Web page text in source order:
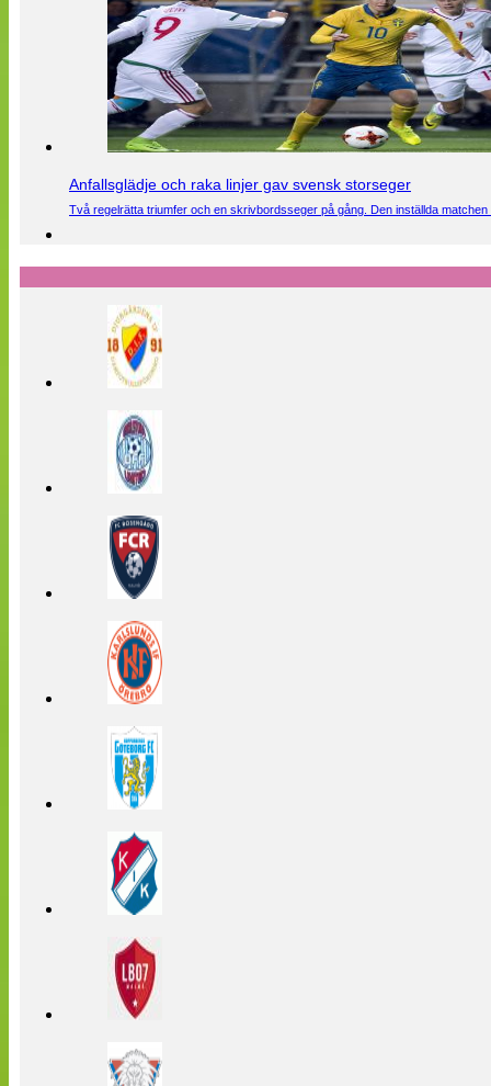
Anfallsglädje och raka linjer gav svensk storseger
Två regelrätta triumfer och en skrivbordsseger på gång. Den inställda